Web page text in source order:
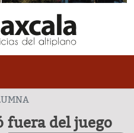
fuera del juego